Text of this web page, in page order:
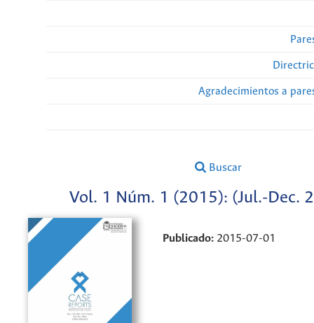
Agradecimientos a
Buscar
Vol. 1 Núm. 1 (2015): (Jul.-Dec.
Publicado: 2015-07-01